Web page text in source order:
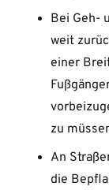
Bei Geh-
weit
einer
zu
An
die